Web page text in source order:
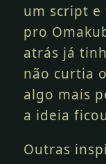
um script
pro
atrás já
não curtia
algo mais
a ideia
Outras